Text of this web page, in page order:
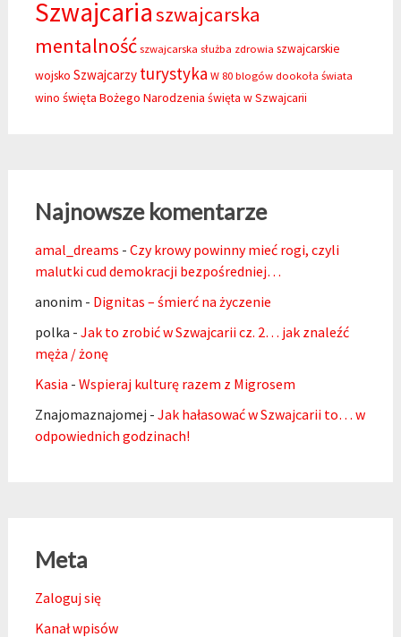
Szwajcariaszwajcarska
mentalność szwajcarska służba zdrowia szwajcarskie
wojsko Szwajcarzy turystyka W 80 blogów dookoła świata
wino święta Bożego Narodzenia święta w Szwajcarii
Najnowsze komentarze
amal_dreams - Czy krowy powinny mieć rogi, czyli
malutki cud demokracji bezpośredniej…
anonim - Dignitas – śmierć na życzenie
polka - Jak to zrobić w Szwajcarii cz. 2… jak znaleźć
męża / żonę
Kasia - Wspieraj kulturę razem z Migrosem
Znajomaznajomej - Jak hałasować w Szwajcarii to… w
odpowiednich godzinach!
Meta
Zaloguj się
Kanał wpisów